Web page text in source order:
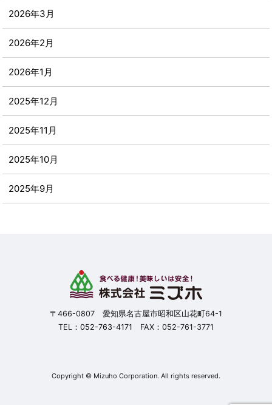
2026年3月
2026年2月
2026年1月
2025年12月
2025年11月
2025年10月
2025年9月
〒466-0807 愛知県名古屋市昭和区山花町64-1
TEL： 052-763-4171 FAX：052-761-3771
Copyright © Mizuho Corporation. All rights reserved.